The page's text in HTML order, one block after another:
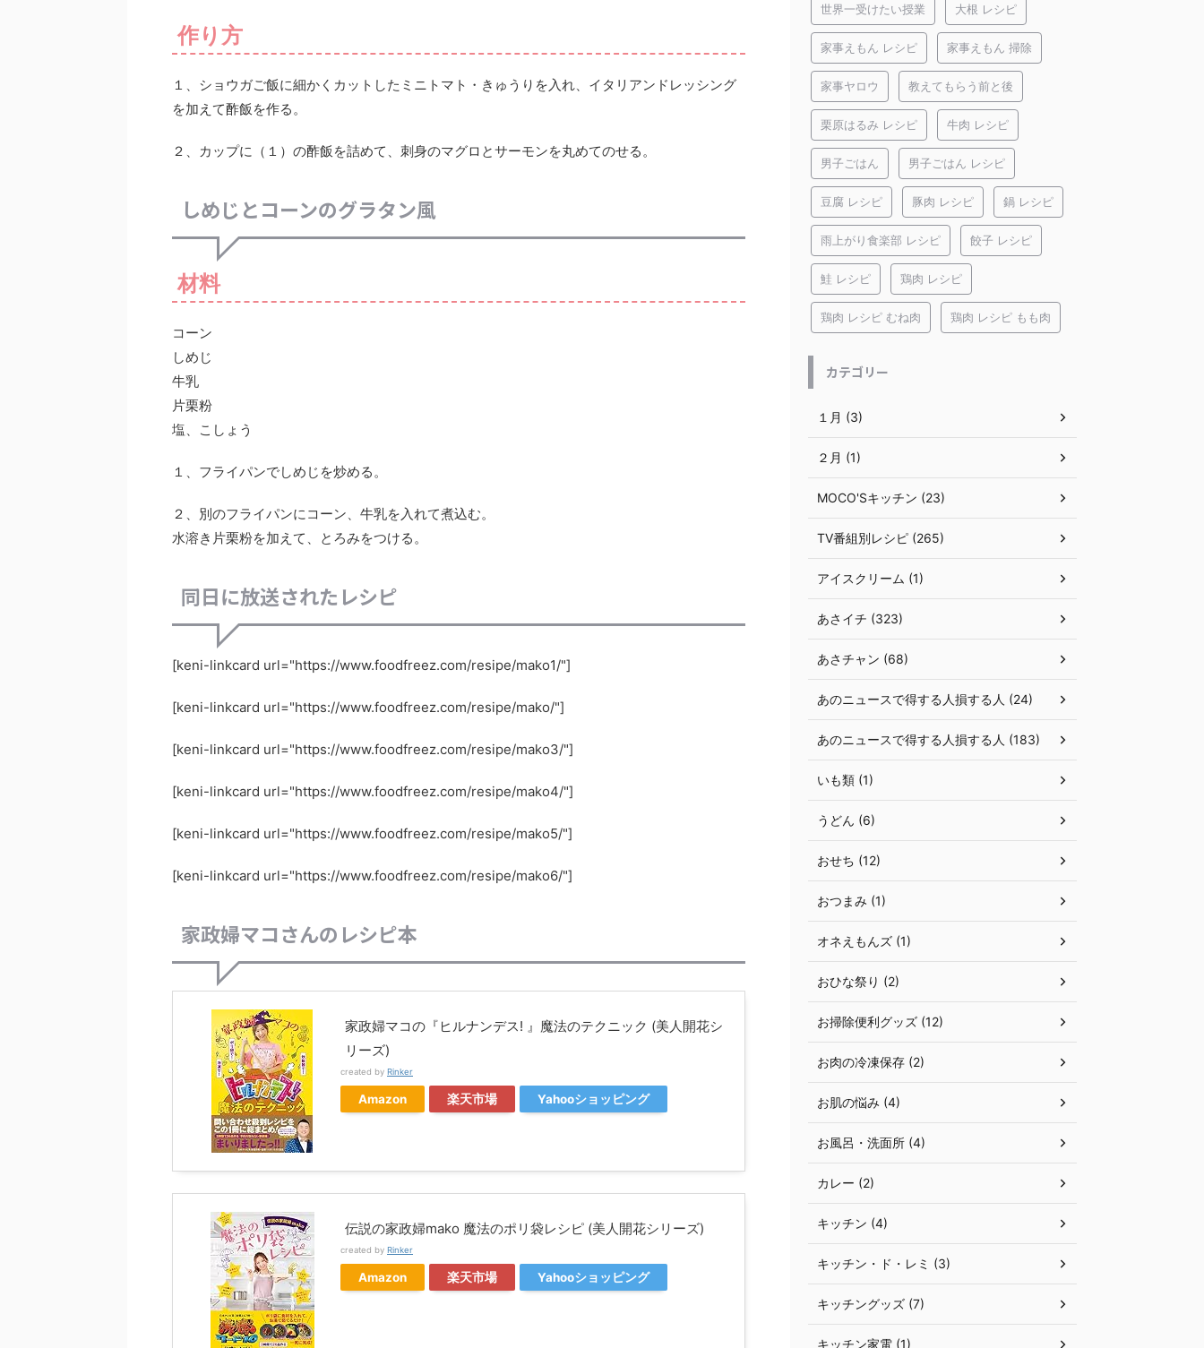
作り方
１、ショウガご飯に細かくカットしたミニトマト・きゅうりを入れ、イタリアンドレッシング
を加えて酢飯を作る。
２、カップに（１）の酢飯を詰めて、刺身のマグロとサーモンを丸めてのせる。
しめじとコーンのグラタン風
材料
コーン
しめじ
牛乳
片栗粉
塩、こしょう
１、フライパンでしめじを炒める。
２、別のフライパンにコーン、牛乳を入れて煮込む。
水溶き片栗粉を加えて、とろみをつける。
同日に放送されたレシピ
[keni-linkcard url="https://www.foodfreez.com/resipe/mako1/"]
[keni-linkcard url="https://www.foodfreez.com/resipe/mako/"]
[keni-linkcard url="https://www.foodfreez.com/resipe/mako3/"]
[keni-linkcard url="https://www.foodfreez.com/resipe/mako4/"]
[keni-linkcard url="https://www.foodfreez.com/resipe/mako5/"]
[keni-linkcard url="https://www.foodfreez.com/resipe/mako6/"]
家政婦マコさんのレシピ本
家政婦マコの『ヒルナンデス! 』魔法のテクニック (美人開花シ
リーズ)
created by Rinker
Amazon 楽天市場 Yahooショッピング
伝説の家政婦mako 魔法のポリ袋レシピ (美人開花シリーズ)
created by Rinker
Amazon 楽天市場 Yahooショッピング
世界一受けたい授業 大根 レシピ
家事えもん レシピ 家事えもん 掃除
家事ヤロウ 教えてもらう前と後
栗原はるみ レシピ 牛肉 レシピ
男子ごはん 男子ごはん レシピ
豆腐 レシピ 豚肉 レシピ 鍋 レシピ
雨上がり食楽部 レシピ 餃子 レシピ
鮭 レシピ 鶏肉 レシピ
鶏肉 レシピ むね肉 鶏肉 レシピ もも肉
カテゴリー
１月 (3)
２月 (1)
MOCO'Sキッチン (23)
TV番組別レシピ (265)
アイスクリーム (1)
あさイチ (323)
あさチャン (68)
あのニュースで得する人損する人 (24)
あのニュースで得する人損する人 (183)
いも類 (1)
うどん (6)
おせち (12)
おつまみ (1)
オネえもんズ (1)
おひな祭り (2)
お掃除便利グッズ (12)
お肉の冷凍保存 (2)
お肌の悩み (4)
お風呂・洗面所 (4)
カレー (2)
キッチン (4)
キッチン・ド・レミ (3)
キッチングッズ (7)
キッチン家電 (1)